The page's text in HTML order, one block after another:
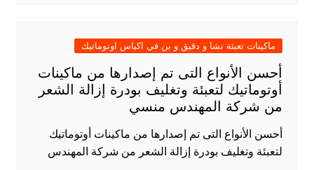
ماكينات تعبئة نشا و دقيق و بن في اكياس اوتوماتيك
أحسن الأنواع التى تم إصدارها من ماكينات
أوتوماتيك لتعبئة وتغليف بودرة إزالة الشعر
من شركة المهندس منسي
أحسن الأنواع التى تم إصدارها من ماكينات أوتوماتيك
لتعبئة وتغليف بودرة إزالة الشعر من شركة المهندس